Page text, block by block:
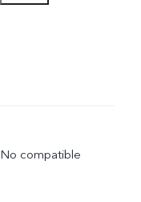
No compatible